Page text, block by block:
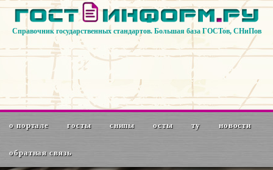
Справочник государственных стандартов. Большая база ГОСТов, СНиПов
о портале госты снипы осты ту новости
обратная связь